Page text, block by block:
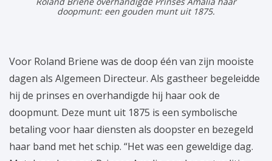
doopmunt: een gouden munt uit 1875.
Voor Roland Briene was de doop één van zijn mooiste
dagen als Algemeen Directeur. Als gastheer begeleidde
hij de prinses en overhandigde hij haar ook de
doopmunt. Deze munt uit 1875 is een symbolische
betaling voor haar diensten als doopster en bezegeld
haar band met het schip. “Het was een geweldige dag.